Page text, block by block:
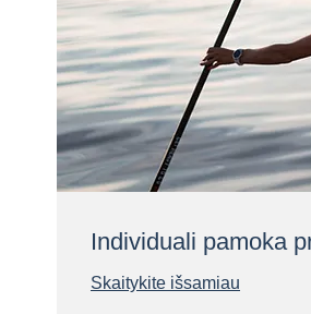
Individuali pamoka
Skaitykite išsamiau